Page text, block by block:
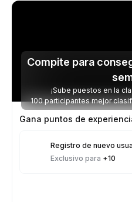
Compite para
¡Sube puestos en la
100 participantes mejor
parte de los 2.500
Gana puntos de
Registro de nuevo
Exclusivo para +10